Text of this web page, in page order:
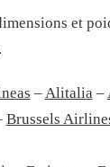
et
– Alitalia –
Brussels